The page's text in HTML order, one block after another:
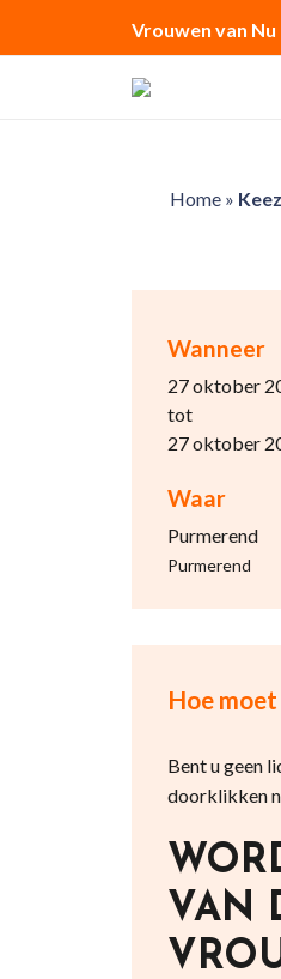
Vrouwen van
Home»
Wanneer
27 oktober
tot
27 oktober
Waar
Purmerend
Purmerend
Hoe
Bent u geen
doorklikken
VAN